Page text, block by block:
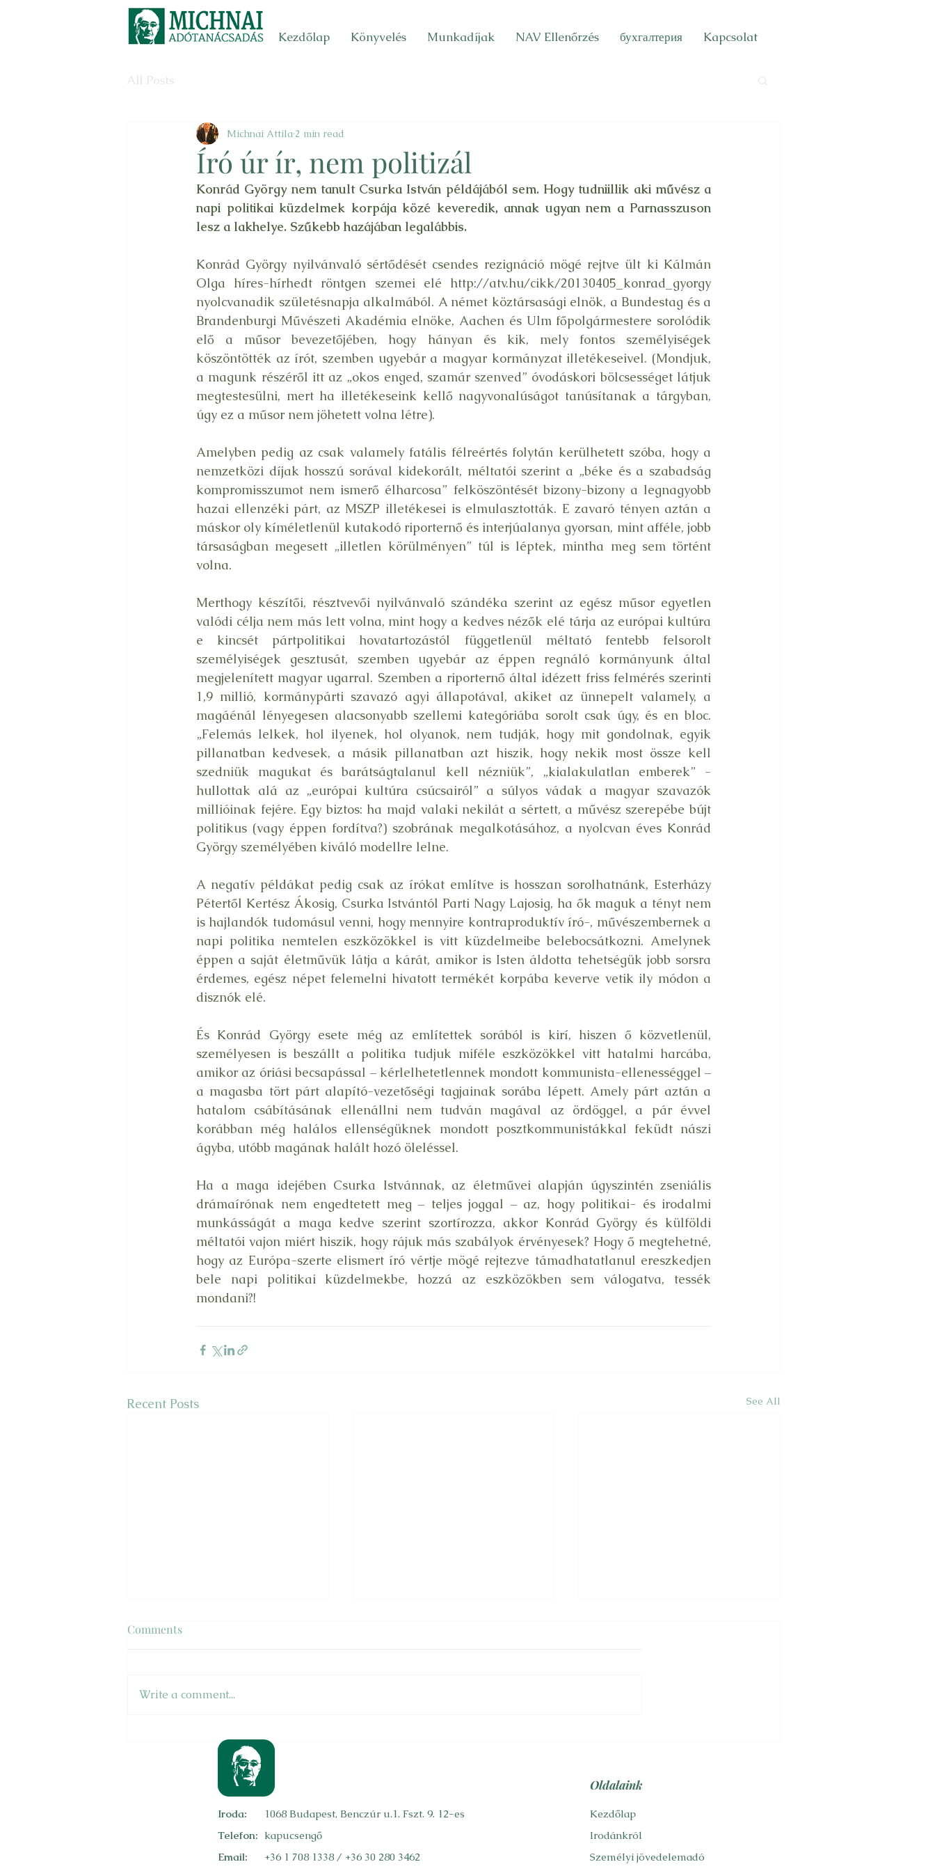
Kezdőlap Könyvelés Munkadíjak NAV Ellenőrzés бухгалтерия Kapcsolat
All Posts
Író úr ír, nem politizál
Michnai Attila 2 min read
Konrád György nem tanult Csurka István példájából sem. Hogy tudniillik aki művész a
napi politikai küzdelmek korpája közé keveredik, annak ugyan nem a Parnasszuson
lesz a lakhelye. Szűkebb hazájában legalábbis.
Konrád György nyilvánvaló sértődését csendes rezignáció mögé rejtve ült ki Kálmán
Olga híres-hírhedt röntgen szemei elé http://atv.hu/cikk/20130405_konrad_gyorgy
nyolcvanadik születésnapja alkalmából. A német köztársasági elnök, a Bundestag és a
Brandenburgi Művészeti Akadémia elnöke, Aachen és Ulm főpolgármestere sorolódik
elő a műsor bevezetőjében, hogy hányan és kik, mely fontos személyiségek
köszöntötték az írót, szemben ugyebár a magyar kormányzat illetékeseivel. (Mondjuk,
a magunk részéről itt az „okos enged, szamár szenved” óvodáskori bölcsességet látjuk
megtestesülni, mert ha illetékeseink kellő nagyvonalúságot tanúsítanak a tárgyban,
úgy ez a műsor nem jöhetett volna létre).
Amelyben pedig az csak valamely fatális félreértés folytán kerülhetett szóba, hogy a
nemzetközi díjak hosszú sorával kidekorált, méltatói szerint a „béke és a szabadság
kompromisszumot nem ismerő élharcosa” felköszöntését bizony-bizony a legnagyobb
hazai ellenzéki párt, az MSZP illetékesei is elmulasztották. E zavaró tényen aztán a
máskor oly kíméletlenül kutakodó riporternő és interjúalanya gyorsan, mint afféle, jobb
társaságban megesett „illetlen körülményen” túl is léptek, mintha meg sem történt
volna.
Merthogy készítői, résztvevői nyilvánvaló szándéka szerint az egész műsor egyetlen
valódi célja nem más lett volna, mint hogy a kedves nézők elé tárja az európai kultúra
e kincsét pártpolitikai hovatartozástól függetlenül méltató fentebb felsorolt
személyiségek gesztusát, szemben ugyebár az éppen regnáló kormányunk által
megjelenített magyar ugarral. Szemben a riporternő által idézett friss felmérés szerinti
1,9 millió, kormánypárti szavazó agyi állapotával, akiket az ünnepelt valamely, a
magáénál lényegesen alacsonyabb szellemi kategóriába sorolt csak úgy, és en bloc.
„Felemás lelkek, hol ilyenek, hol olyanok, nem tudják, hogy mit gondolnak, egyik
pillanatban kedvesek, a másik pillanatban azt hiszik, hogy nekik most össze kell
szedniük magukat és barátságtalanul kell nézniük”, „kialakulatlan emberek” -
hullottak alá az „európai kultúra csúcsairól” a súlyos vádak a magyar szavazók
millióinak fejére. Egy biztos: ha majd valaki nekilát a sértett, a művész szerepébe bújt
politikus (vagy éppen fordítva?) szobrának megalkotásához, a nyolcvan éves Konrád
György személyében kiváló modellre lelne.
A negatív példákat pedig csak az írókat említve is hosszan sorolhatnánk, Esterházy
Pétertől Kertész Ákosig, Csurka Istvántól Parti Nagy Lajosig, ha ők maguk a tényt nem
is hajlandók tudomásul venni, hogy mennyire kontraproduktív író-, művészembernek a
napi politika nemtelen eszközökkel is vitt küzdelmeibe belebocsátkozni. Amelynek
éppen a saját életművük látja a kárát, amikor is Isten áldotta tehetségük jobb sorsra
érdemes, egész népet felemelni hivatott termékét korpába keverve vetik ily módon a
disznók elé.
És Konrád György esete még az említettek sorából is kirí, hiszen ő közvetlenül,
személyesen is beszállt a politika tudjuk miféle eszközökkel vitt hatalmi harcába,
amikor az óriási becsapással – kérlelhetetlennek mondott kommunista-ellenességgel –
a magasba tört párt alapító-vezetőségi tagjainak sorába lépett. Amely párt aztán a
hatalom csábításának ellenállni nem tudván magával az ördöggel, a pár évvel
korábban még halálos ellenségüknek mondott posztkommunistákkal feküdt nászi
ágyba, utóbb magának halált hozó öleléssel.
Ha a maga idejében Csurka Istvánnak, az életművei alapján úgyszintén zseniális
drámaírónak nem engedtetett meg – teljes joggal – az, hogy politikai- és irodalmi
munkásságát a maga kedve szerint szortírozza, akkor Konrád György és külföldi
méltatói vajon miért hiszik, hogy rájuk más szabályok érvényesek? Hogy ő megtehetné,
hogy az Európa-szerte elismert író vértje mögé rejtezve támadhatatlanul ereszkedjen
bele napi politikai küzdelmekbe, hozzá az eszközökben sem válogatva, tessék
mondani?!
Recent Posts See All
Forgalomlassítók
Tüntetők pár tucat fős csoportja
is túlterhelt belvárosi útjain,
Cs. bácsi fityiszt mutatva az
Cs. a híres történész-
Comments
Write a comment...
Iroda:
Telefon:
Email:
1068 Budapest, Benczúr u.1. Fszt. 9. 12-es
kapucsengő
+36 1 708 1338 / +36 30 280 3462
Oldalaink
Kezdőlap
Irodánkról
Személyi jövedelemadó